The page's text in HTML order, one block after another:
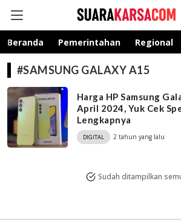
suarakarsa.com
Informasi terpercaya
Beranda Pemerintahan Regional
#SAMSUNG GALAXY A15
Harga HP Samsung
April 2024, Yuk Cek
Lengkapnya
DIGITAL 2 tahun yang lalu
Sudah ditampilkan